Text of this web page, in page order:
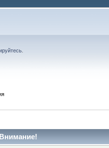
Внимание!